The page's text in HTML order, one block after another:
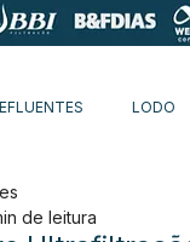
EFLUENTES LODO
de leitura